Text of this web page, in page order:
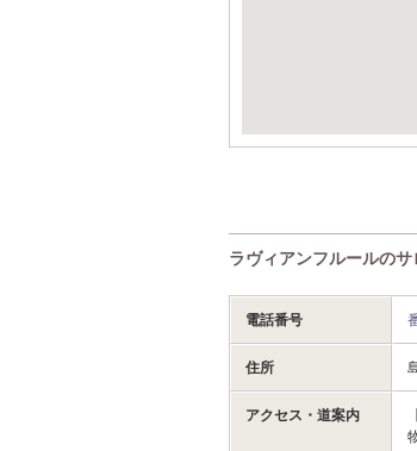
ラヴィアンフルールのサ
電話番号
住所
アクセス・道案内